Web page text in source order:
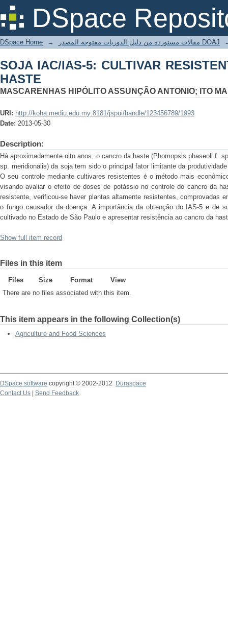
DSpace
SOJA IAC/IAS-5: CULTIVAR
DSpace Home → مقالات مستوردة من دليل الدوريات مفتوحة المصدر DOAJ
SOJA IAC/IAS-5: CULTIVAR
HASTE
MASCARENHAS HIPÓLITO ASSUNÇÃO ANTONIO; ITO
URI: http://koha.mediu.edu.my:8181/jspui/handle/123456789/1993
Date: 2013-05-30
Description:
Há aproximadamente oito anos, o cancro da haste (Phomopsis phaseoli f.
sp. meridionalis) da soja tem sido o principal fator limitante da
O seu controle mediante cultivares resistentes é o método mais
visando avaliar o efeito de doses de potássio no controle do cancro da
resistente, verificou-se haver plantas altamente resistentes, comprovadas
o fungo causador da doença. A importância da obtenção do IAS-5 e de
cultivado no Estado de São Paulo e apresentar resistência ao cancro da
Show full item record
Files in this item
Files Size Format
View
There are no files associated with this item.
This item appears in the following Collection(s)
Agriculture and Food Sciences
DSpace software copyright © 2002-2012
Duraspace
Contact Us
Send Feedback